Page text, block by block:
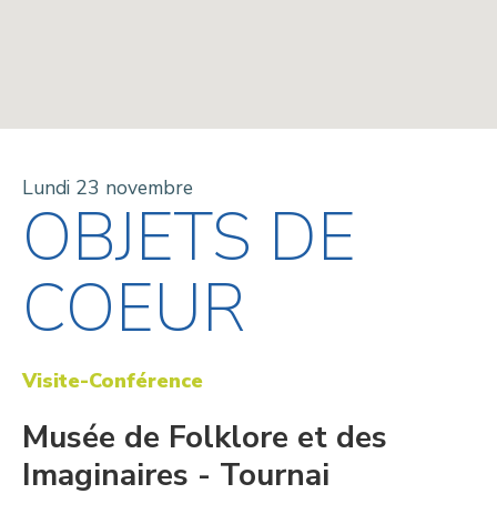
Lundi 23 novembre
OBJETS DE
COEUR
Visite-Conférence
Musée de Folklore et des
Imaginaires - Tournai